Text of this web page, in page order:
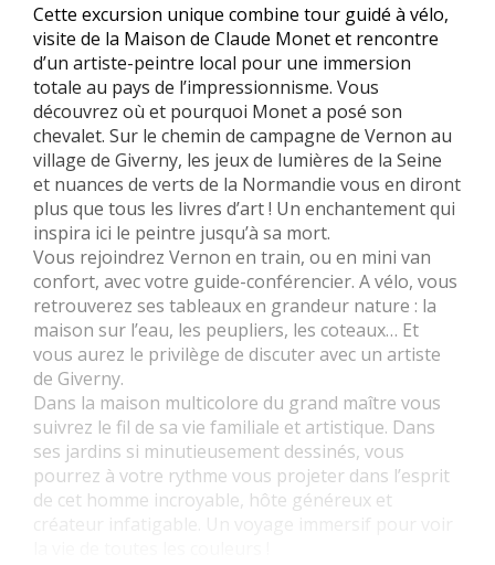
Cette excursion unique combine tour guidé à vélo,
visite de la Maison de Claude Monet et rencontre
d’un artiste-peintre local pour une immersion
totale au pays de l’impressionnisme. Vous
découvrez où et pourquoi Monet a posé son
chevalet. Sur le chemin de campagne de Vernon au
village de Giverny, les jeux de lumières de la Seine
et nuances de verts de la Normandie vous en diront
plus que tous les livres d’art ! Un enchantement qui
inspira ici le peintre jusqu’à sa mort.
Vous rejoindrez Vernon en train, ou en mini van
confort, avec votre guide-conférencier. A vélo, vous
retrouverez ses tableaux en grandeur nature : la
maison sur l’eau, les peupliers, les coteaux… Et
vous aurez le privilège de discuter avec un artiste
de Giverny.
Dans la maison multicolore du grand maître vous
suivrez le fil de sa vie familiale et artistique. Dans
ses jardins si minutieusement dessinés, vous
pourrez à votre rythme vous projeter dans l’esprit
de cet homme incroyable, hôte généreux et
créateur infatigable. Un voyage immersif pour voir